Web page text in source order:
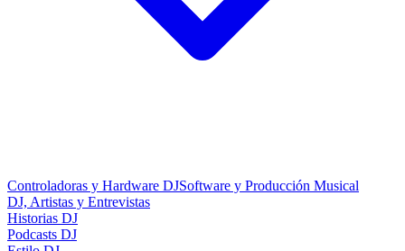
Controladoras y Hardware DJSoftware y Producción Musical
DJ, Artistas y Entrevistas
Historias DJ
Podcasts DJ